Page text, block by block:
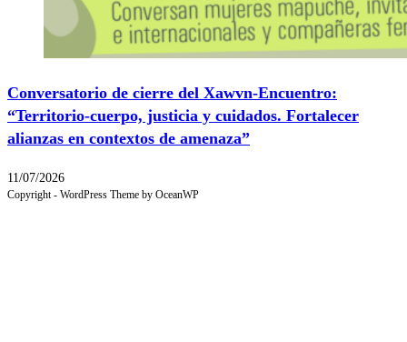
Conversatorio de cierre del Xawvn-Encuentro:
“Territorio-cuerpo, justicia y cuidados. Fortalecer
alianzas en contextos de amenaza”
11/07/2026
Copyright - WordPress Theme by OceanWP